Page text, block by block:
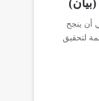
أن ينجح
لتحقيق